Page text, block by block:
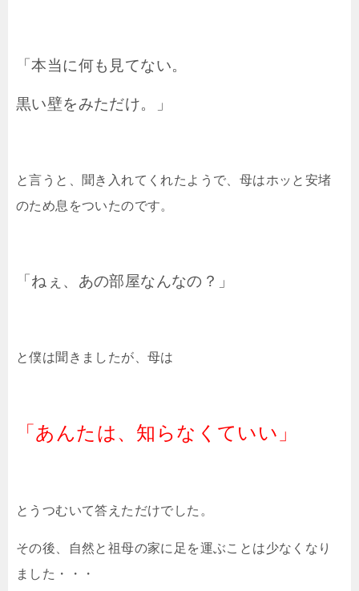
「本当に何も見てない。
黒い壁をみただけ。」
と言うと、聞き入れてくれたようで、母はホッと安堵
のため息をついたのです。
「ねぇ、あの部屋なんなの？」
と僕は聞きましたが、母は
「あんたは、知らなくていい」
とうつむいて答えただけでした。
その後、自然と祖母の家に足を運ぶことは少なくなり
ました・・・